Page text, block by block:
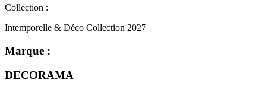
Collection :
Intemporelle & Déco Collection 2027
Marque :
DECORAMA